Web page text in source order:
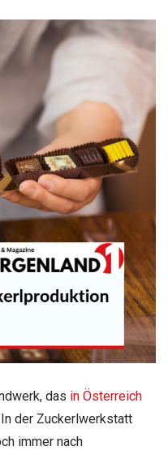
das in Österreich
der Zuckerlwerkstatt
immer nach